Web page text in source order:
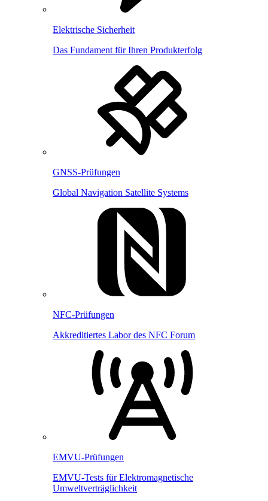
Elektrische Sicherheit
Das Fundament für Ihren Produkterfolg
GNSS-Prüfungen
Global Navigation Satellite Systems
NFC-Prüfungen
Akkreditiertes Labor des NFC Forum
EMVU-Prüfungen
EMVU-Tests für Elektromagnetische
Umweltverträglichkeit